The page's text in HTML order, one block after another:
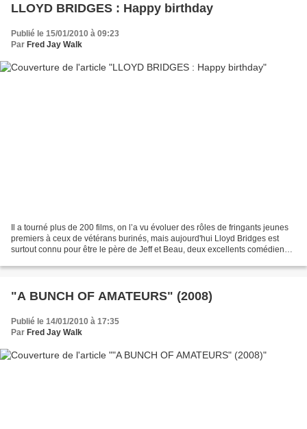
LLOYD BRIDGES : Happy birthday
Publié le 15/01/2010 à 09:23
Par Fred Jay Walk
Il a tourné plus de 200 films, on l’a vu évoluer des rôles de fringants jeunes
premiers à ceux de vétérans burinés, mais aujourd'hui Lloyd Bridges est
surtout connu pour être le père de Jeff et Beau, deux excellents comédiens
"A BUNCH OF AMATEURS" (2008)
Publié le 14/01/2010 à 17:35
Par Fred Jay Walk